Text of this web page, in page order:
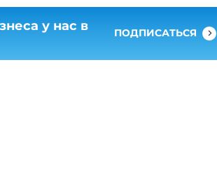
у нас в
ПОДПИСАТЬСЯ